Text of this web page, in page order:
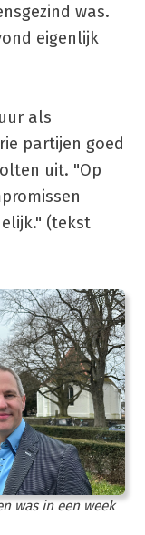
was.
eigenlijk
als
partijen goed
uit. "Op
(tekst
was in een week